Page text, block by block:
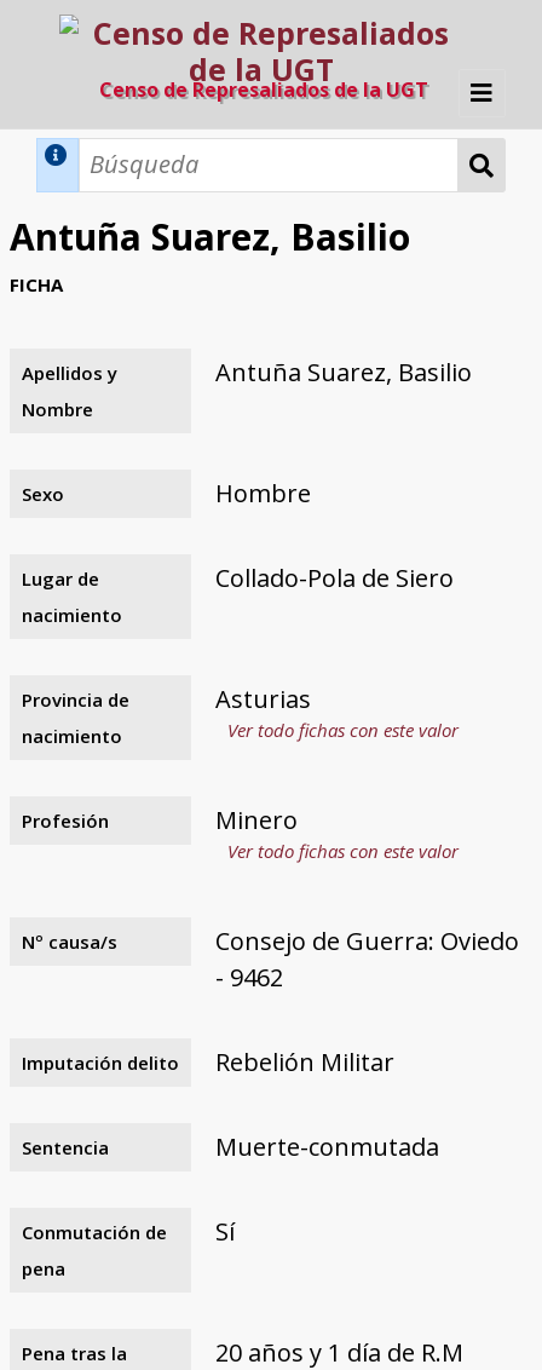
Censo de Represaliados de la UGT
Inicio
Búsqueda Dinámica
Búsqueda Avanzada
Razones y objetivos
El equipo
Colaboradores
Fuentes documentales
Antuña Suarez, Basilio
FICHA
Apellidos y
Nombre
Antuña Suarez, Basilio
Sexo Hombre
Lugar de
nacimiento
Collado-Pola de Siero
Provincia de
nacimiento
Asturias
Ver todo fichas con este valor
Profesión Minero
Ver todo fichas con este valor
Nº causa/s
Consejo de Guerra: Oviedo
- 9462
Imputación delito Rebelión Militar
Sentencia Muerte-conmutada
Conmutación de
pena
Sí
Pena tras la
20 años y 1 día de R.M